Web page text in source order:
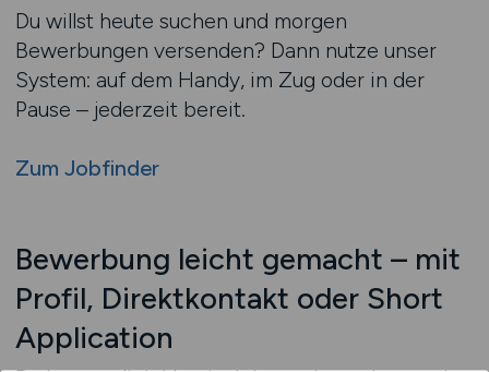
Du willst heute suchen und morgen
Bewerbungen versenden? Dann nutze unser
System: auf dem Handy, im Zug oder in der
Pause – jederzeit bereit.
Zum Jobfinder
Bewerbung leicht gemacht – mit
Profil, Direktkontakt oder Short
Application